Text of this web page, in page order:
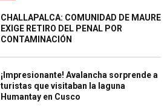
CHALLAPALCA: COMUNIDAD DE MAURE
EXIGE RETIRO DEL PENAL POR
CONTAMINACIÓN
¡Impresionante! Avalancha sorprende a
turistas que visitaban la laguna
Humantay en Cusco